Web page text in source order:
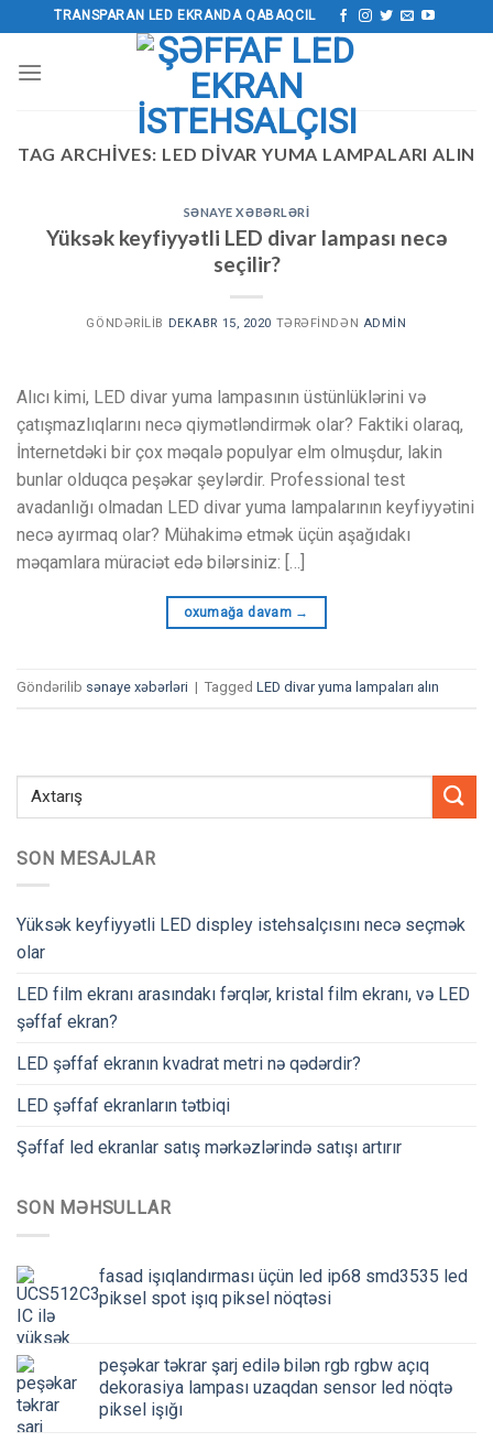
Məzmuna
keçin
TRANSPARAN LED EKRANDA QABAQCIL
TAG ARCHIVES: LED DIVAR YUMA LAMPALARI ALIN
SON MESAJLAR
Yüksək keyfiyyətli LED displey istehsalçısını necə seçmək
olar
LED film ekranı arasındakı fərqlər, kristal film ekranı, və LED
şəffaf ekran?
LED şəffaf ekranın kvadrat metri nə qədərdir?
LED şəffaf ekranların tətbiqi
Şəffaf led ekranlar satış mərkəzlərində satışı artırır
SON MƏHSULLAR
fasad işıqlandırması üçün led ip68 smd3535 led
piksel spot işıq piksel nöqtəsi
peşəkar təkrar şarj edilə bilən rgb rgbw açıq
dekorasiya lampası uzaqdan sensor led nöqtə
piksel işığı
SƏNAYE XƏBƏRLƏRI
Yüksək keyfiyyətli LED divar lampası necə
seçilir?
GÖNDƏRILIB DEKABR 15, 2020 TƏRƏFINDƏN ADMIN
Alıcı kimi, LED divar yuma lampasının üstünlüklərini və
çatışmazlıqlarını necə qiymətləndirmək olar? Faktiki olaraq,
İnternetdəki bir çox məqalə populyar elm olmuşdur, lakin
bunlar olduqca peşəkar şeylərdir. Professional test
avadanlığı olmadan LED divar yuma lampalarının keyfiyyətini
necə ayırmaq olar? Mühakimə etmək üçün aşağıdakı
məqamlara müraciət edə bilərsiniz: […]
oxumağa davam →
Göndərilib sənaye xəbərləri | Tagged LED divar yuma lampaları alın